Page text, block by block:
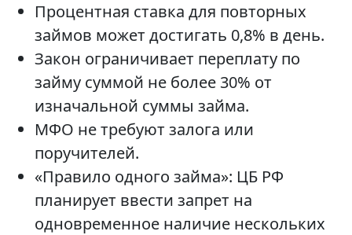
Процентная ставка для повторных
займов может достигать 0,8% в день.
Закон ограничивает переплату по
займу суммой не более 30% от
изначальной суммы займа.
МФО не требуют залога или
поручителей.
«Правило одного займа»: ЦБ РФ
планирует ввести запрет на
одновременное наличие нескольких